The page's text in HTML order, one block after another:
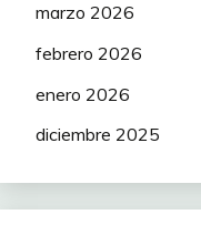
marzo 2026
febrero 2026
enero 2026
diciembre 2025